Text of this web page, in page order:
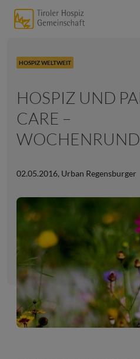
HOSPIZ WELTWEIT
HOSPIZ UND
CARE –
02.05.2016, Urban Regensburger